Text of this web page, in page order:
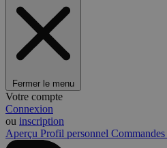
Fermer le menu
Votre compte
Connexion
ou inscription
Aperçu Profil personnel Commandes